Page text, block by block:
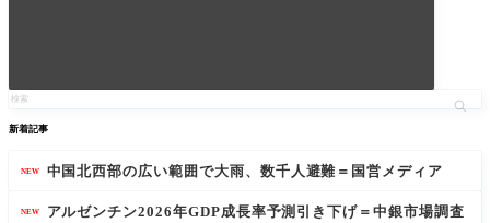
新着記事
NEW 中国北西部の広い範囲で大雨、数千人避難＝国営メディア
NEW アルゼンチン2026年GDP成長率予測引き下げ＝中銀市場調査